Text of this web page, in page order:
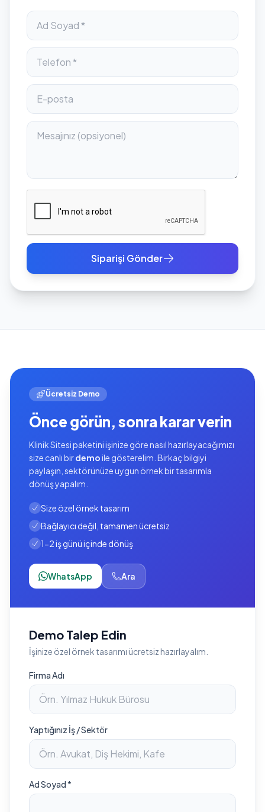
Siparişi Gönder
Ücretsiz Demo
Önce görün, sonra karar verin
Klinik Sitesi paketini işinize göre nasıl hazırlayacağımızı
size canlı birdemoile gösterelim. Birkaç bilgiyi
paylaşın, sektörünüze uygun örnek bir tasarımla
dönüş yapalım.
Size özel örnek tasarım
Bağlayıcı değil, tamamen ücretsiz
1-2 iş günü içinde dönüş
WhatsApp Ara
Demo Talep Edin
İşinize özel örnek tasarımı ücretsiz hazırlayalım.
Firma Adı
Yaptığınız İş / Sektör
Ad Soyad *